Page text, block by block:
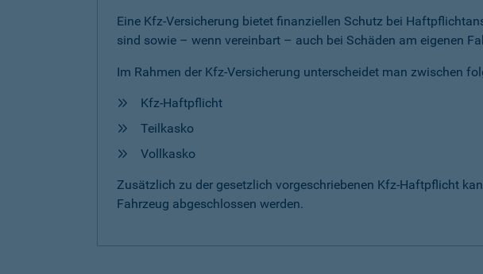
Eine Kfz-Versicherung bietet finanziellen Schutz bei
sind sowie – wenn vereinbart – auch bei Schäden am eigenen
Im Rahmen der Kfz-Versicherung unterscheidet man zwischen
Kfz-Haftpflicht
Teilkasko
Vollkasko
Zusätzlich zu der gesetzlich vorgeschriebenen Kfz-Haftpflicht
Fahrzeug abgeschlossen werden.